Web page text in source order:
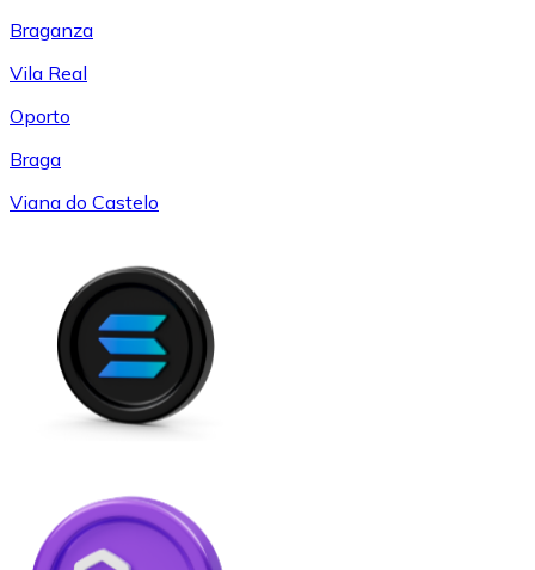
Braganza
Vila Real
Oporto
Braga
Viana do Castelo